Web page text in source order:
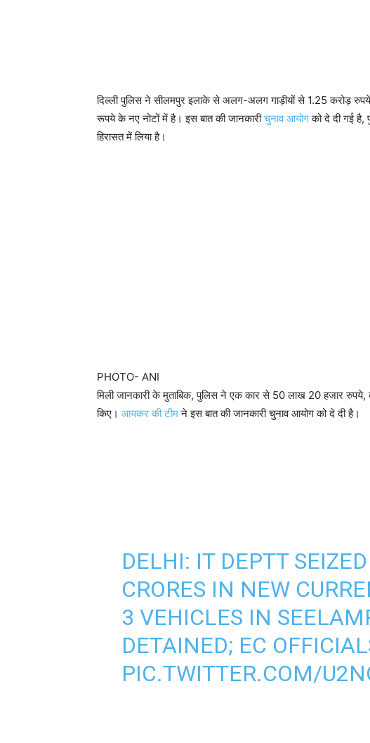
दिल्ली पुलिस ने सीलमपुर इलाके से अलग-अलग गाड़ीयों से 1.25 करोड़
रूपये के नए नोटों में है। इस बात की जानकारीचुनाव आयोगको दे दी गई है,
हिरासत में लिया है।
PHOTO- ANI
मिली जानकारी के मुताबिक, पुलिस ने एक कार से 50 लाख 20 हजार
किए। आयकर की टीमने इस बात की जानकारी चुनाव आयोग को दे दी है।
DELHI: IT DEPTT
CRORES IN NEW
3 VEHICLES IN
DETAINED; EC
PIC.TWITTER.COM/